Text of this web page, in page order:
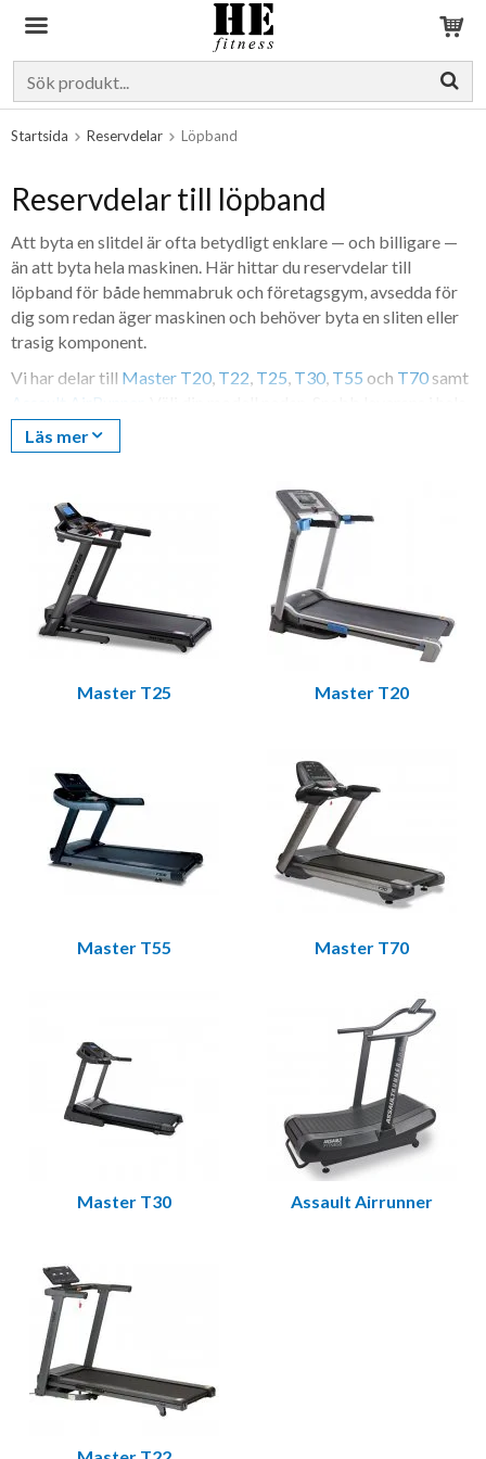
Startsida Reservdelar Löpband
Reservdelar till löpband
Att byta en slitdel är ofta betydligt enklare — och billigare —
än att byta hela maskinen. Här hittar du reservdelar till
löpband för både hemmabruk och företagsgym, avsedda för
dig som redan äger maskinen och behöver byta en sliten eller
trasig komponent.
Vi har delar till Master T20, T22, T25, T30, T55 och T70 samt
Assault AirRunner
Sverige.
Vilka delar som slits beror på hur maskinen används. Det här är
de vanligaste:
Löpmatta (löpdäck)
Drivrem
Motor och lyftmotor
Kretskort och styrenheter
Hastighetssensor
Dämpkuddar, rullar och kåpor
Vilken del behöver du? Vanliga
symptom
Tabellen ger en första vägledning. Bekräfta alltid mot din
hjälper vi dig.
Trolig del att titta
Bandet hackar, slirar eller saknar
Drivrem
Kretskort eller
strömkabel
Hastigheten visas fel eller hoppar
Maskinen startar inte och nyckeln
saknas
Slitet eller skadat löpdäck
Läs mer
Master T25 Master T20
Master T55 Master T70
Master T30 Assault Airrunner